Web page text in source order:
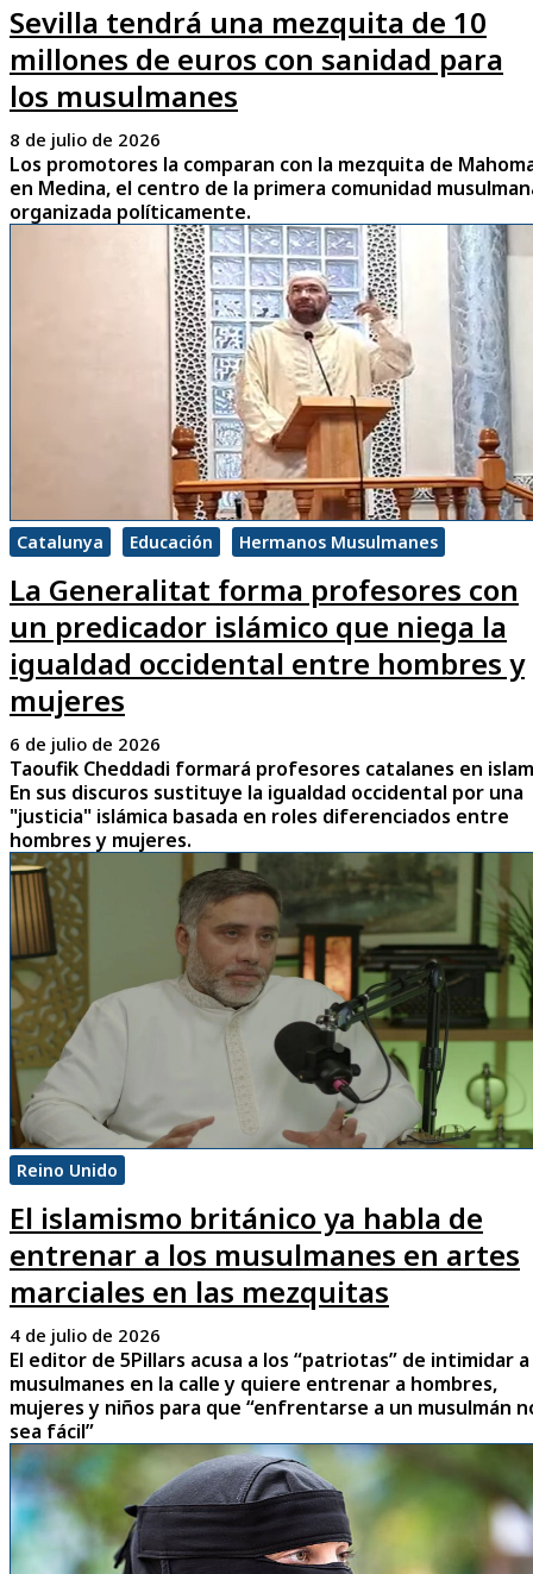
Sevilla tendrá una mezquita de 10
millones de euros con sanidad para
los musulmanes
8 de julio de 2026
Los promotores la comparan con la mezquita de
en Medina, el centro de la primera comunidad
organizada políticamente.
Catalunya Educación Hermanos Musulmanes
La Generalitat forma profesores con
un predicador islámico que niega la
igualdad occidental entre hombres y
mujeres
6 de julio de 2026
Taoufik Cheddadi formará profesores catalanes en
En sus discuros sustituye la igualdad occidental por una
"justicia" islámica basada en roles diferenciados entre
hombres y mujeres.
Reino Unido
El islamismo británico ya habla de
entrenar a los musulmanes en artes
marciales en las mezquitas
4 de julio de 2026
El editor de 5Pillars acusa a los “patriotas” de intimidar a
musulmanes en la calle y quiere entrenar a hombres,
mujeres y niños para que “enfrentarse a un musulmán
sea fácil”